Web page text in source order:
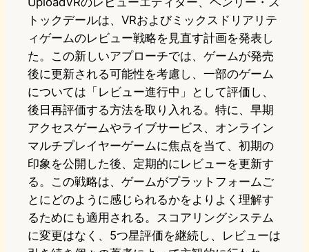
o
o
n
s
k
y
b
o
o
k
n
a
トックデールは、VRおよびミックスドリアリテ
ィゲームのレビュー戦略を見直す計画を発表し
た。この新しいアプローチでは、ゲームが発売
後に更新される可能性を考慮し、一部のゲーム
については「レビュー進行中」として評価し、
後日再評価する方法を取り入れる。特に、早期
アクセスゲームやライブサービス、オンライン
マルチプレイヤーゲームに焦点を当て、初期の
印象を公開した後、定期的にレビューを更新す
る。この戦略は、ゲームがプラットフォームご
とにどのように感じられるかをよりよく理解す
るためにも適用される。スコアリングシステム
に変更はなく、5つ星評価を継続し、レビューは